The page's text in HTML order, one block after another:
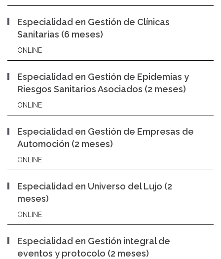
Especialidad en Gestión de Clínicas
Sanitarias (6 meses)
ONLINE
Especialidad en Gestión de Epidemias y
Riesgos Sanitarios Asociados (2 meses)
ONLINE
Especialidad en Gestión de Empresas de
Automoción (2 meses)
ONLINE
Especialidad en Universo del Lujo (2
meses)
ONLINE
Especialidad en Gestión integral de
eventos y protocolo (2 meses)